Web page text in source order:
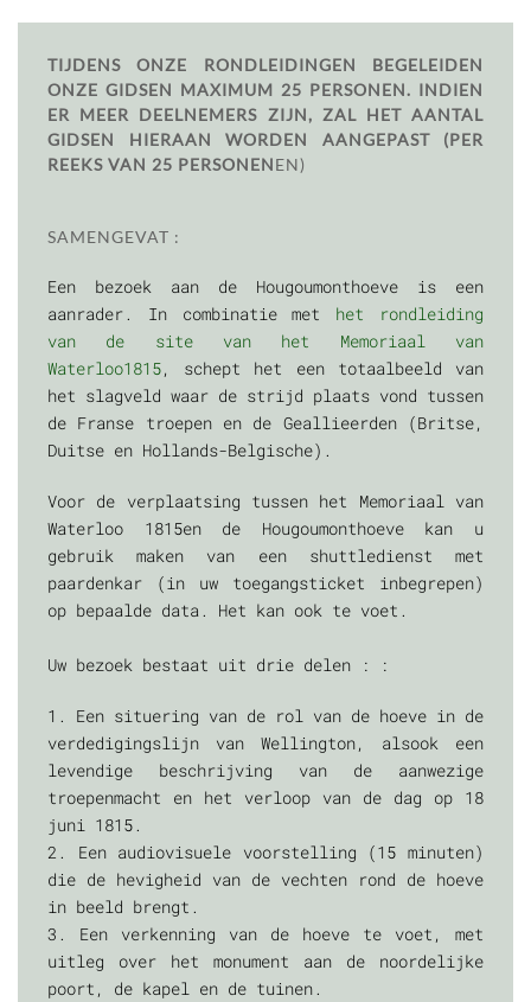
TIJDENS ONZE RONDLEIDINGEN BEGELEIDEN
ONZE GIDSEN MAXIMUM 25 PERSONEN. INDIEN
ER MEER DEELNEMERS ZIJN, ZAL HET AANTAL
GIDSEN HIERAAN WORDEN AANGEPAST (PER
REEKS VAN 25 PERSONENEN)
SAMENGEVAT :
Een bezoek aan de Hougoumonthoeve is een
aanrader. In combinatie met het rondleiding
van de site van het Memoriaal van
Waterloo1815, schept het een totaalbeeld van
het slagveld waar de strijd plaats vond tussen
de Franse troepen en de Geallieerden (Britse,
Duitse en Hollands-Belgische).
Voor de verplaatsing tussen het Memoriaal van
Waterloo 1815en de Hougoumonthoeve kan u
gebruik maken van een shuttledienst met
paardenkar (in uw toegangsticket inbegrepen)
op bepaalde data. Het kan ook te voet.
Uw bezoek bestaat uit drie delen : :
1. Een situering van de rol van de hoeve in de
verdedigingslijn van Wellington, alsook een
levendige beschrijving van de aanwezige
troepenmacht en het verloop van de dag op 18
juni 1815.
2. Een audiovisuele voorstelling (15 minuten)
die de hevigheid van de vechten rond de hoeve
in beeld brengt.
3. Een verkenning van de hoeve te voet, met
uitleg over het monument aan de noordelijke
poort, de kapel en de tuinen.